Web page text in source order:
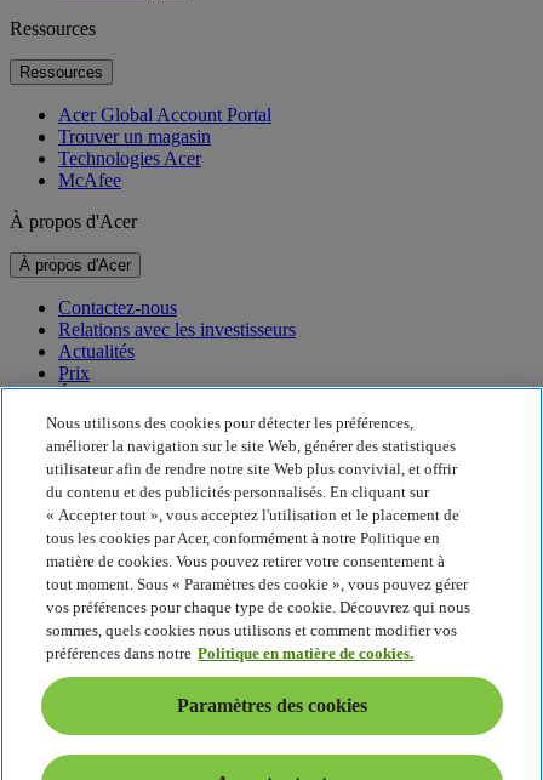
Ressources
Ressources
Acer Global Account Portal
Trouver un magasin
Technologies Acer
McAfee
À propos d'Acer
À propos d'Acer
Contactez-nous
Relations avec les investisseurs
Actualités
Prix
Événements
Développement durable
Développement durable
Responsabilité sociale de l'entreprise
Empreinte carbone du produit
Project Humanity
Earthion
Politique de confidentialité
Politique en matière de cookies
Mentions légales
Informations légales supplémentaires
Politique en matière d'accessibilité
Paramètres des cookies
France - Français
Nous utilisons des cookies pour détecter les préférences,
améliorer la navigation sur le site Web, générer des statistiques
utilisateur afin de rendre notre site Web plus convivial, et offrir
du contenu et des publicités personnalisés. En cliquant sur
« Accepter tout », vous acceptez l'utilisation et le placement de
tous les cookies par Acer, conformément à notre Politique en
matière de cookies. Vous pouvez retirer votre consentement à
tout moment. Sous « Paramètres des cookie », vous pouvez gérer
vos préférences pour chaque type de cookie. Découvrez qui nous
sommes, quels cookies nous utilisons et comment modifier vos
préférences dans notre Politique en matière de cookies.
Paramètres des cookies